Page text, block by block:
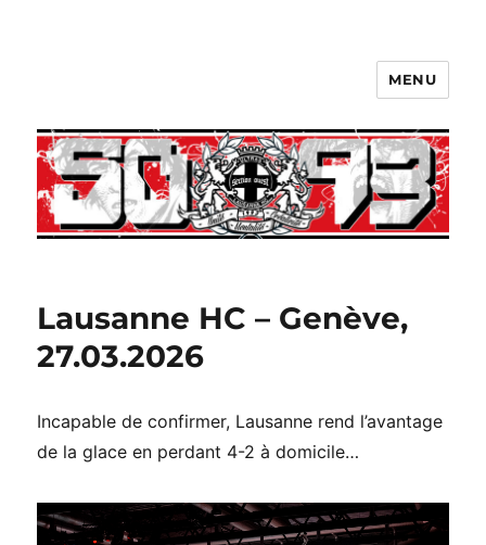
MENU
Lausanne HC – Genève,
27.03.2026
Incapable de confirmer, Lausanne rend l’avantage
de la glace en perdant 4-2 à domicile…